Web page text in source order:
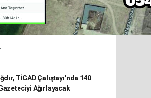
Iğdır, TİGAD Çalıştayı’nda 140
Ağırlayacak